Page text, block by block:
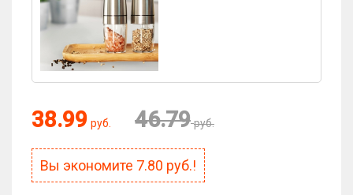
38.99 руб. 46.79 руб.
Вы экономите 7.80 руб.!